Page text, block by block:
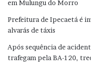
em Mulungu do Morro
Prefeitura de Ipecaetá é
alvarás de táxis
Após sequência de
trafegam pela BA-120,